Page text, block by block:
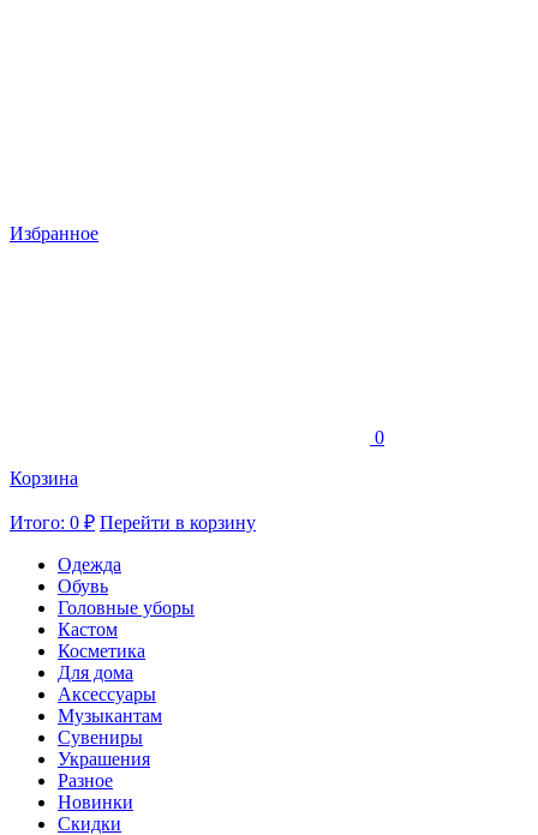
Избранное
0
Корзина
Итого: 0 ₽ Перейти в корзину
Одежда
Обувь
Головные уборы
Кастом
Косметика
Для дома
Аксессуары
Музыкантам
Сувениры
Украшения
Разное
Новинки
Скидки